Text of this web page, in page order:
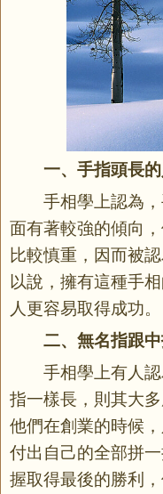
一、手指頭長
手相學上認為
面有著較強的傾向
比較慎重，因而被
以說，擁有這種手
人更容易取得成功。
二、無名指跟
手相學上有人
指一樣長，則其大
他們在創業的時候
付出自己的全部拼
握取得最後的勝利